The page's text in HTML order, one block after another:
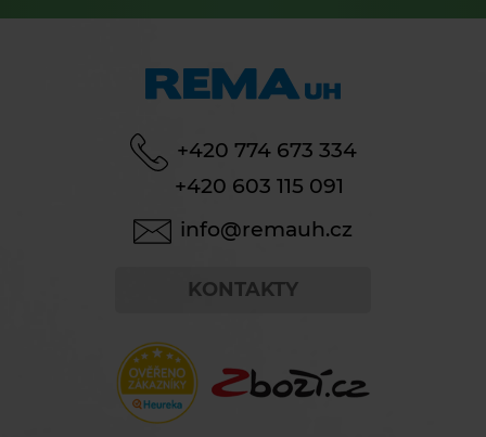
+420 774 673 334
+420 603 115 091
info@remauh.cz
KONTAKTY